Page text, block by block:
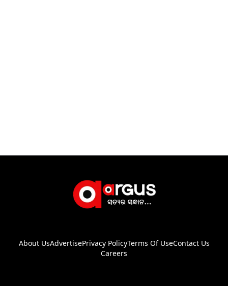
About UsAdvertisePrivacy PolicyTerms Of UseContact Us
Careers